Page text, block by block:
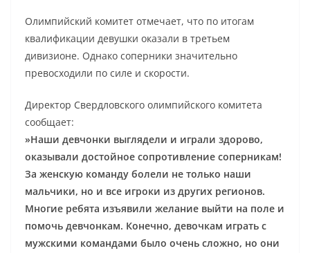
Олимпийский комитет отмечает, что по итогам
квалификации девушки оказали в третьем
дивизионе. Однако соперники значительно
превосходили по силе и скорости.
Директор Свердловского олимпийского комитета
сообщает:
»Наши девчонки выглядели и играли здорово,
оказывали достойное сопротивление соперникам!
За женскую команду болели не только наши
мальчики, но и все игроки из других регионов.
Многие ребята изъявили желание выйти на поле и
помочь девчонкам. Конечно, девочкам играть с
мужскими командами было очень сложно, но они